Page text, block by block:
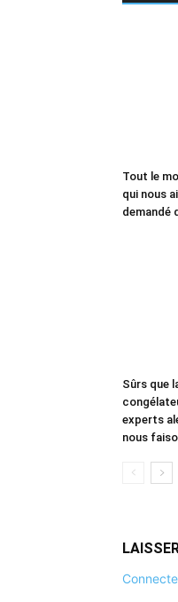
Tout le
qui nous
demandé
Sûrs que
experts
nous